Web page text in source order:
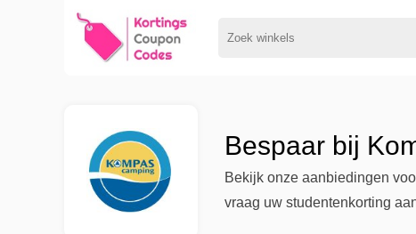
Bespaar bij
Bekijk onze aanbiedingen
vraag uw studentenkorting